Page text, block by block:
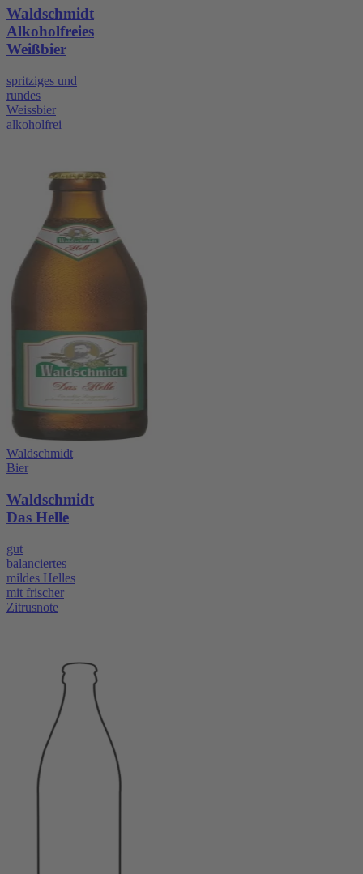
Waldschmidt
Alkoholfreies
Weißbier
spritziges und
rundes
Weissbier
alkoholfrei
Waldschmidt
Bier
Waldschmidt
Das Helle
gut
balanciertes
mildes Helles
mit frischer
Zitrusnote